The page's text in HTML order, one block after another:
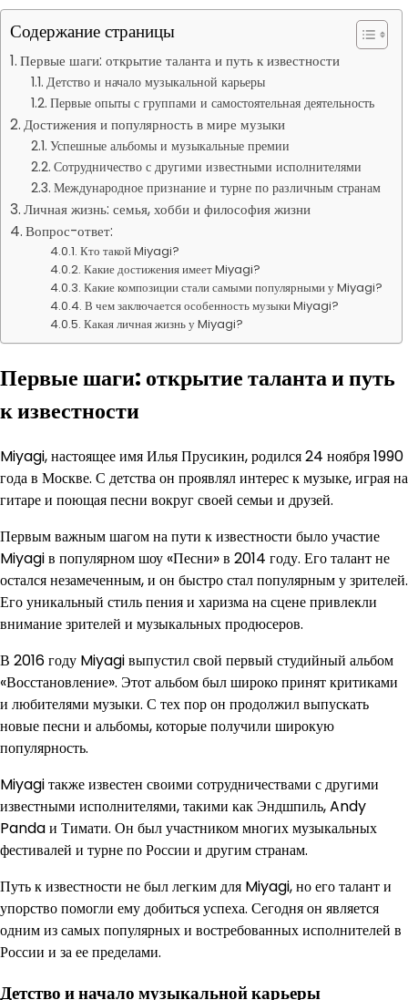
Содержание страницы
Первые шаги: открытие таланта и путь к известности
Детство и начало музыкальной карьеры
Первые опыты с группами и самостоятельная деятельность
Достижения и популярность в мире музыки
Успешные альбомы и музыкальные премии
Сотрудничество с другими известными исполнителями
Международное признание и турне по различным странам
Личная жизнь: семья, хобби и философия жизни
Вопрос-ответ:
Кто такой Miyagi?
Какие достижения имеет Miyagi?
Какие композиции стали самыми популярными у Miyagi?
В чем заключается особенность музыки Miyagi?
Какая личная жизнь у Miyagi?
Первые шаги: открытие таланта и путь
к известности
Miyagi, настоящее имя Илья Прусикин, родился 24 ноября 1990
года в Москве. С детства он проявлял интерес к музыке, играя на
гитаре и поющая песни вокруг своей семьи и друзей.
Первым важным шагом на пути к известности было участие
Miyagi в популярном шоу «Песни» в 2014 году. Его талант не
остался незамеченным, и он быстро стал популярным у зрителей.
Его уникальный стиль пения и харизма на сцене привлекли
внимание зрителей и музыкальных продюсеров.
В 2016 году Miyagi выпустил свой первый студийный альбом
«Восстановление». Этот альбом был широко принят критиками
и любителями музыки. С тех пор он продолжил выпускать
новые песни и альбомы, которые получили широкую
популярность.
Miyagi также известен своими сотрудничествами с другими
известными исполнителями, такими как Эндшпиль, Andy
Panda и Тимати. Он был участником многих музыкальных
фестивалей и турне по России и другим странам.
Путь к известности не был легким для Miyagi, но его талант и
упорство помогли ему добиться успеха. Сегодня он является
одним из самых популярных и востребованных исполнителей в
России и за ее пределами.
Детство и начало музыкальной карьеры